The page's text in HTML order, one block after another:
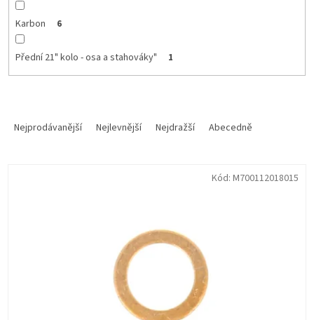
Karbon 6
Přední 21" kolo - osa a stahováky" 1
Nejprodávanější Nejlevnější Nejdražší Abecedně
Kód: M700112018015